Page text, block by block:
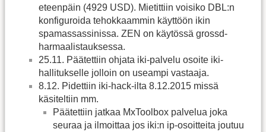
eteenpäin (4929 USD). Mietittiin voisiko DBL:n
konfiguroida tehokkaammin käyttöön ikin
spamassassinissa. ZEN on käytössä grossd-
harmaalistauksessa.
25.11. Päätettiin ohjata iki-palvelu osoite iki-
hallitukselle jolloin on useampi vastaaja.
8.12. Pidettiin iki-hack-ilta 8.12.2015 missä
käsiteltiin mm.
Päätettiin jatkaa MxToolbox palvelua joka
seuraa ja ilmoittaa jos iki:n ip-osoitteita joutuu